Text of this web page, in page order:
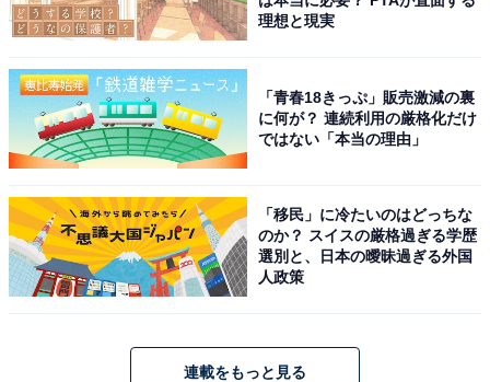
理想と現実
「青春18きっぷ」販売激減の裏
に何が？ 連続利用の厳格化だけ
ではない「本当の理由」
「移民」に冷たいのはどっちな
のか？ スイスの厳格過ぎる学歴
選別と、日本の曖昧過ぎる外国
人政策
連載をもっと見る